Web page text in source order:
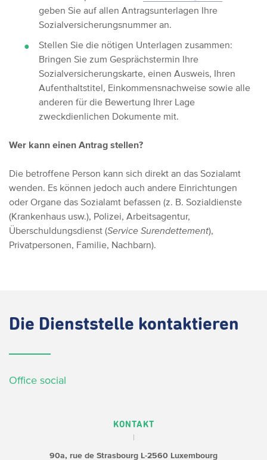
geben Sie auf allen Antragsunterlagen Ihre
Sozialversicherungsnummer an.
Stellen Sie die nötigen Unterlagen zusammen:
Bringen Sie zum Gesprächstermin Ihre
Sozialversicherungskarte, einen Ausweis, Ihren
Aufenthaltstitel, Einkommensnachweise sowie alle
anderen für die Bewertung Ihrer Lage
zweckdienlichen Dokumente mit.
Wer kann einen Antrag stellen?
Die betroffene Person kann sich direkt an das Sozialamt
wenden. Es können jedoch auch andere Einrichtungen
oder Organe das Sozialamt befassen (z. B. Sozialdienste
(Krankenhaus usw.), Polizei, Arbeitsagentur,
Überschuldungsdienst (Service Surendettement),
Privatpersonen, Familie, Nachbarn).
Die Dienststelle kontaktieren
Office social
KONTAKT
90a, rue de Strasbourg L-2560 Luxembourg